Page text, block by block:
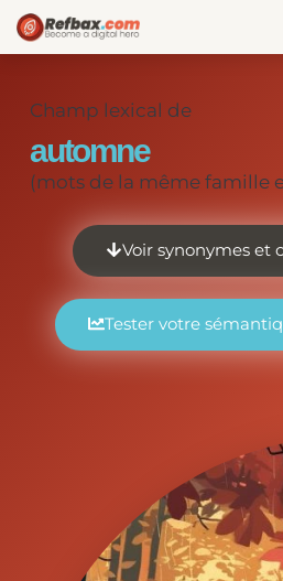
Champ lexical de
automne
(mots de la même famille
Voir synonymes et
Tester votre
Panneau de gestion des cookies